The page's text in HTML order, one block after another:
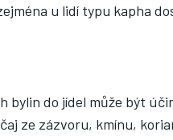
u lidí typu kapha
bylin do jídel může být
ze zázvoru, kmínu,